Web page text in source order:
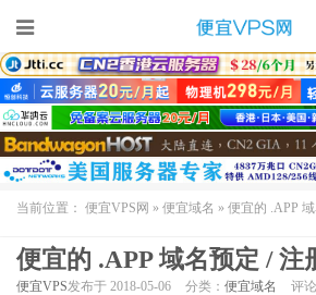
当前位置： 便宜VPS网 » 便宜域名 » 便宜的 .APP
便宜的 .APP 域名预定 / 注
便宜VPS发布于 2018-05-06 分类： 便宜域名 评